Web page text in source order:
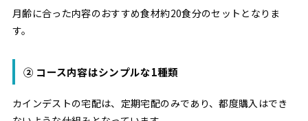
月齢に合った内容のおすすめ食材約20食分のセットとなりま
す。
② コース内容はシンプルな1種類
カインデストの宅配は、定期宅配のみであり、都度購入はでき